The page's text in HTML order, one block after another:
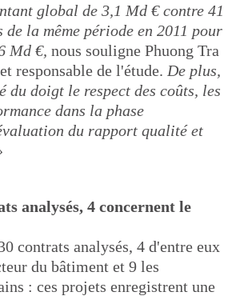
global de 3,1 Md € contre 41
la même période en 2011 pour
Md €, nous souligne Phuong Tra
responsable de l'étude. De plus,
du doigt le respect des coûts, les
dans la phase
du rapport qualité et
analysés, 4 concernent le
contrats analysés, 4 d'entre eux
du bâtiment et 9 les
: ces projets enregistrent une